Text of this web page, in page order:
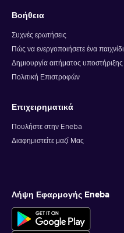
Βοήθεια
Συχνές ερωτήσεις
Πώς να ενεργοποιήσετε ένα παιχνίδι
Δημιουργία αιτήματος υποστήριξης
Πολιτική Επιστροφών
Επιχειρηματικά
Πουλήστε στην Eneba
Διαφημιστείτε μαζί Μας
Λήψη Εφαρμογής Eneba